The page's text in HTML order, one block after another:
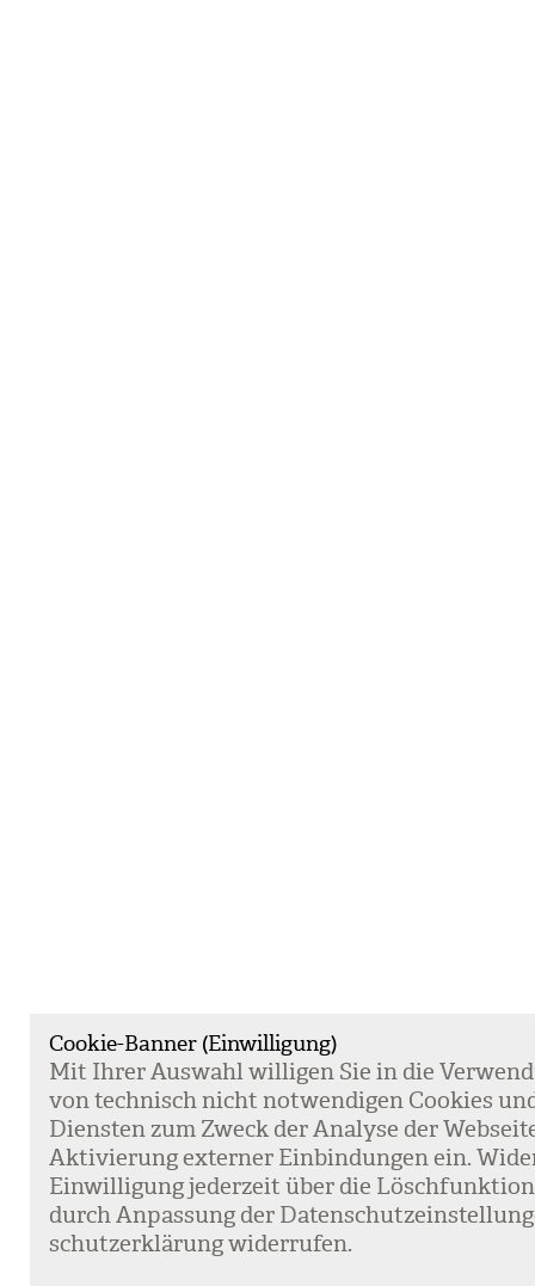
Cookie-Banner (Einwilligung)
Mit Ihrer Aus­wahl wil­li­gen Sie in die
von tech­nisch nicht not­wen­di­gen Coo­kies
Diens­ten zum Zweck der Ana­lyse der
Akti­vie­rung exter­ner Ein­bin­dun­gen ein.
Ein­wil­li­gung jeder­zeit über die
durch Anpas­sung der
schutz­er­klä­rung wider­ru­fen.